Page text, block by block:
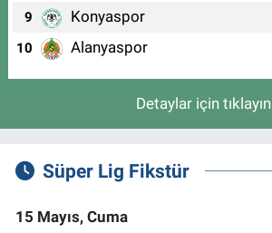
9 Konyaspor
10 Alanyaspor
Detaylar için tıklayın
Süper Lig Fikstür
15 Mayıs, Cuma